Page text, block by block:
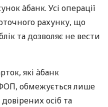
àбанк. Усі операції
рахунку, що
та дозволяє не вести
які àбанк
обмежується лише
осіб та